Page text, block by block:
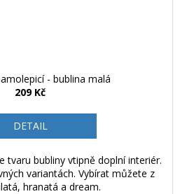
- bublina malá
209 Kč
DETAIL
tvaru bubliny vtipně doplní interiér.
variantách. Vybírat můžete z
hranatá a dream.